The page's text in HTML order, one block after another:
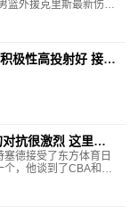
篮外援克里斯最新伤
，目前还不能
极性高投射好 接下
抗很激烈 这里的
德接受了东方体育日
，他谈到了CBA和
NBA有什么区别？怀